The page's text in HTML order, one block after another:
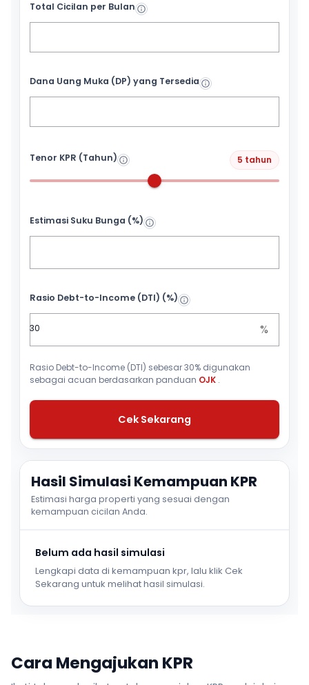
Total Cicilan per Bulan
Dana Uang Muka (DP) yang Tersedia
Tenor KPR (Tahun) 5 tahun
Estimasi Suku Bunga (%)
Rasio Debt-to-Income (DTI) (%)
%
Rasio Debt-to-Income (DTI) sebesar 30% digunakan
sebagai acuan berdasarkan panduan OJK .
Cek Sekarang
Hasil Simulasi Kemampuan KPR
Estimasi harga properti yang sesuai dengan
kemampuan cicilan Anda.
Belum ada hasil simulasi
Lengkapi data di kemampuan kpr, lalu klik Cek
Sekarang untuk melihat hasil simulasi.
Cara Mengajukan KPR